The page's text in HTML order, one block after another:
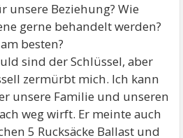
unsere Beziehung? Wie
gerne behandelt werden?
besten?
sind der Schlüssel, aber
zermürbt mich. Ich kann
unsere Familie und unseren
weg wirft. Er meinte auch
5 Rucksäcke Ballast und